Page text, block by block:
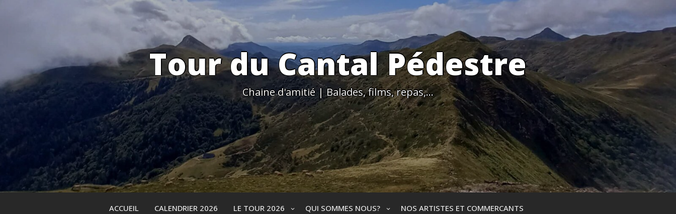
Tour du Cantal Pédestre
Chaine d'amitié | Balades, films, repas,…
ACCUEIL CALENDRIER 2026 LE TOUR 2026 QUI SOMMES NOUS? NOS ARTISTES ET COMMERCANTS